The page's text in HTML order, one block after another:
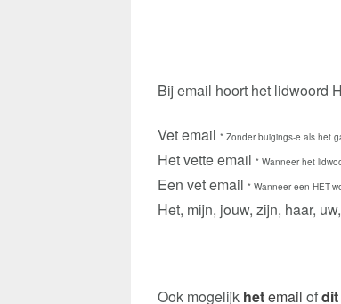
Bij email hoort het lidwoord
Vet email * Zonder buigings-e als het
Het vette email * Wanneer het
Een vet email * Wanneer een HET-
Het, mijn, jouw, zijn, haar,
Ook mogelijk hetemail ofdit